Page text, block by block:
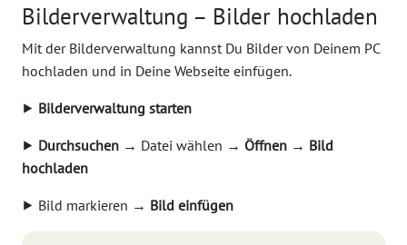
Bilderverwaltung – Bilder hochladen
Mit der Bilderverwaltung kannst Du Bilder von Deinem PC
hochladen und in Deine Webseite einfügen.
⯈ Bilderverwaltung starten
⯈ Durchsuchen → Datei wählen → Öffnen → Bild
hochladen
⯈ Bild markieren → Bild einfügen